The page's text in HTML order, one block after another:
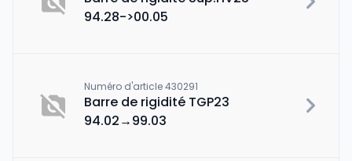
94.28->00.05
Numéro d'article 430291
Barre de rigidité TGP23
94.02→99.03